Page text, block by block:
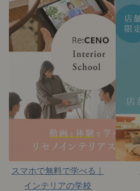
スマホで無料で学べる｜
インテリアの学校